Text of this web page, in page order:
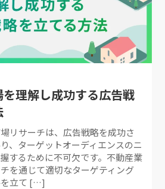
を理解し成功する広告戦
リサーチは、広告戦略を成功さ
、ターゲットオーディエンスのニ
するために不可欠です。不動産業
を通じて適切なターゲティング
を立て […]